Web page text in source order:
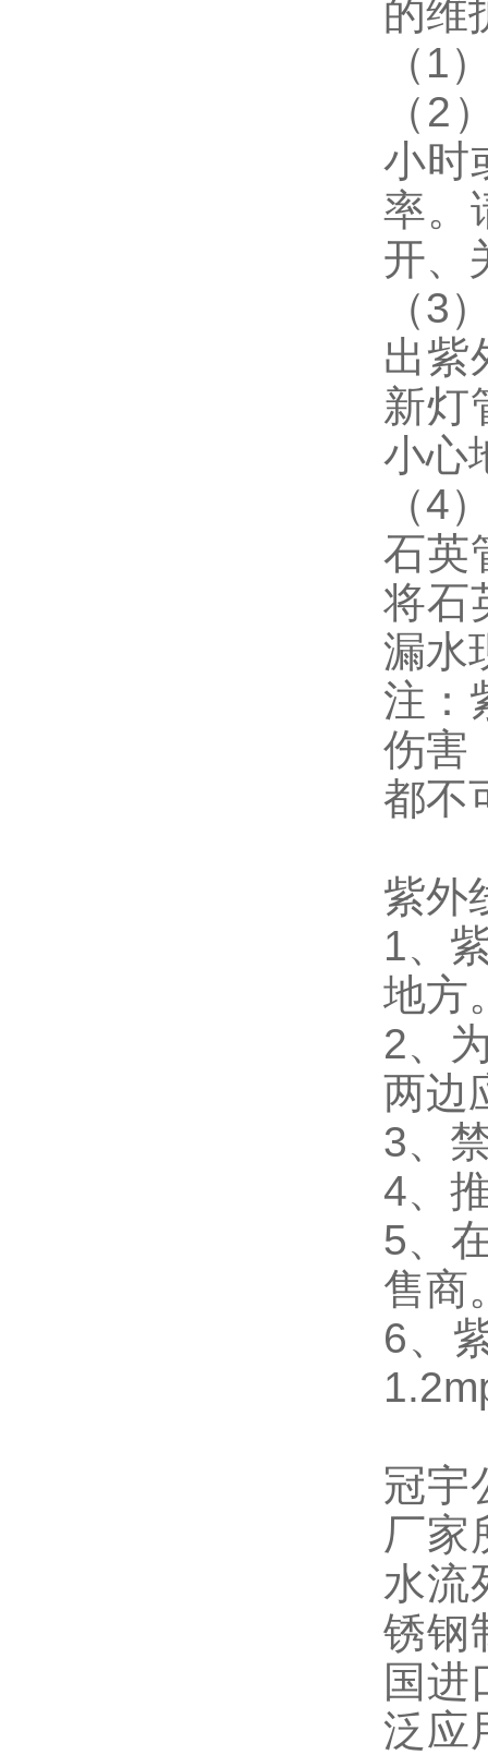
的维
（1
（2
小时
率。
开、
（3
出紫
新灯
小心
（4
石英
将石
漏水
注：
伤害
都不
紫外
1、
地方
2、
两边
3、
4、
5、
售商
6、
冠宇
厂家
水流
锈钢
国进
泛应